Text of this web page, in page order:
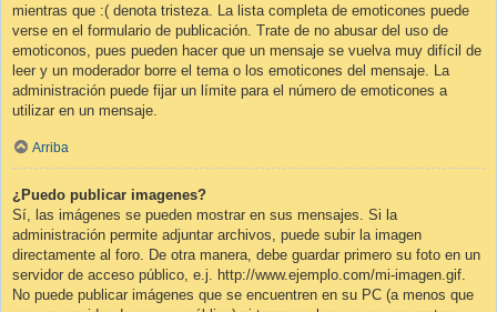
mientras que :( denota tristeza. La lista completa de emoticones puede
verse en el formulario de publicación. Trate de no abusar del uso de
emoticonos, pues pueden hacer que un mensaje se vuelva muy difícil de
leer y un moderador borre el tema o los emoticones del mensaje. La
administración puede fijar un límite para el número de emoticones a
utilizar en un mensaje.
Arriba
¿Puedo publicar imagenes?
Sí, las imágenes se pueden mostrar en sus mensajes. Si la
administración permite adjuntar archivos, puede subir la imagen
directamente al foro. De otra manera, debe guardar primero su foto en un
servidor de acceso público, e.j. http://www.ejemplo.com/mi-imagen.gif.
No puede publicar imágenes que se encuentren en su PC (a menos que